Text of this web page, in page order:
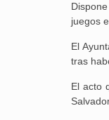
juegos
El
tras
El acto